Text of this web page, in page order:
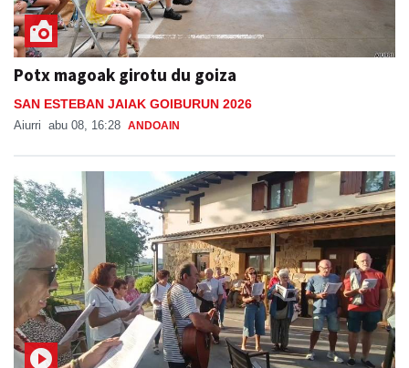
Potx magoak girotu du goiza
SAN ESTEBAN JAIAK GOIBURUN 2026
Aiurri abu 08, 16:28 ANDOAIN